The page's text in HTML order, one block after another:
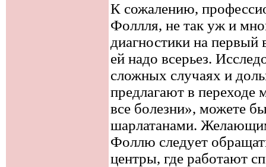
К сожалению,
Фоллля, не так уж и
диагностики на первый
ей надо всерьез.
сложных случаях и
предлагают в переходе
все болезни», можете
шарлатанами.
Фоллю следует
центры, где работают